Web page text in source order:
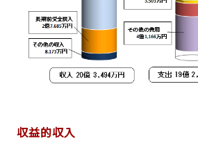
収益的収入